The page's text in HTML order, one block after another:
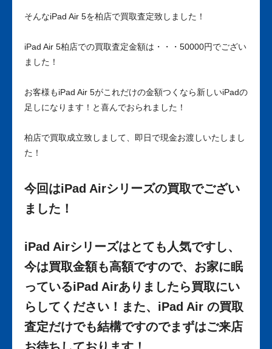
そんなiPad Air 5を柏店で買取査定致しました！
iPad Air 5柏店での買取査定金額は・・・50000円でござい
ました！
お客様もiPad Air 5がこれだけの金額つくなら新しいiPadの
足しになります！と喜んでおられました！
柏店で買取成立致しまして、即日で現金お渡しいたしまし
た！
今回はiPad Airシリーズの買取でござい
ました！
iPad Airシリーズはとても人気ですし、
今は買取金額も高額ですので、お家に眠
っているiPad Airありましたら買取にい
らしてください！また、iPad Air の買取
査定だけでも結構ですのでまずはご来店